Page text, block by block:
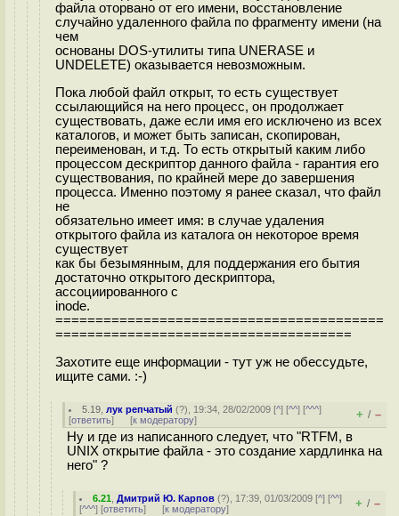
файла оторвано от его имени, восстановление
случайно удаленного файла по фрагменту имени (на
чем
основаны DOS-утилиты типа UNERASE и
UNDELETE) оказывается невозможным.
Пока любой файл открыт, то есть существует
ссылающийся на него процесс, он продолжает
существовать, даже если имя его исключено из всех
каталогов, и может быть записан, скопирован,
переименован, и т.д. То есть открытый каким либо
процессом дескриптор данного файла - гарантия его
существования, по крайней мере до завершения
процесса. Именно поэтому я ранее сказал, что файл
не
обязательно имеет имя: в случае удаления
открытого файла из каталога он некоторое время
существует
как бы безымянным, для поддержания его бытия
достаточно открытого дескриптора,
ассоциированного с
inode.
=========================================
=====================================
Захотите еще информации - тут уж не обессудьте,
ищите сами. :-)
5.19 ,лук репчатый (?), 19:34, 28/02/2009 [^] [^^] [^^^]
[ответить] [к модератору] + / –
Ну и где из написанного следует, что "RTFM, в
UNIX открытие файла - это создание хардлинка на
него" ?
6.21 ,Дмитрий Ю. Карпов (?), 17:39, 01/03/2009 [^] [^^]
[^^^] [ответить] [к модератору] + / –